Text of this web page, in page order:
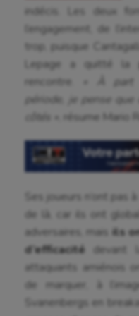
indécis. Les deux
l’engagement, de
trop, puisque
Lepage a quitté
rencontre.
« À part
période, je pense
côtés »
, résume Mario
Ses joueurs n’ont
de là, car ils ont
adversaires, mais ils
d’efficacité devant
attaquants amiénois
de marquer, à
Svanenbergs en